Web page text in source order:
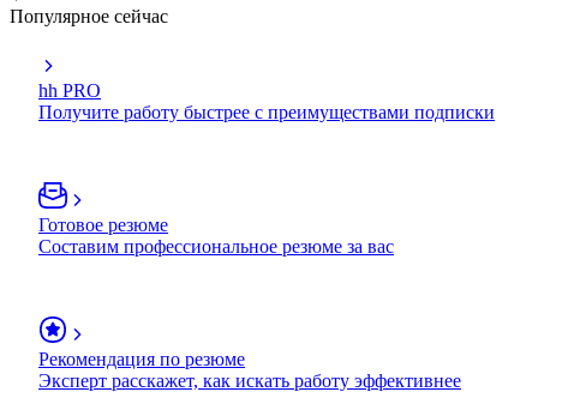
Популярное сейчас
hh PRO
Получите работу быстрее с преимуществами подписки
Готовое резюме
Составим профессиональное резюме за вас
Рекомендация по резюме
Эксперт расскажет, как искать работу эффективнее